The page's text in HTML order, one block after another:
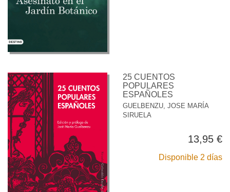
25 CUENTOS
POPULARES
ESPAÑOLES
GUELBENZU, JOSE MARÍA
SIRUELA
13,95 €
Disponible 2 días